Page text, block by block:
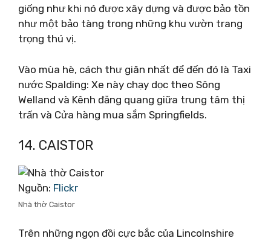
giống như khi nó được xây dựng và được bảo tồn
như một bảo tàng trong những khu vườn trang
trọng thú vị.
Vào mùa hè, cách thư giãn nhất để đến đó là Taxi
nước Spalding: Xe này chạy dọc theo Sông
Welland và Kênh đăng quang giữa trung tâm thị
trấn và Cửa hàng mua sắm Springfields.
14. CAISTOR
Nguồn: Flickr
Nhà thờ Caistor
Trên những ngọn đồi cực bắc của Lincolnshire